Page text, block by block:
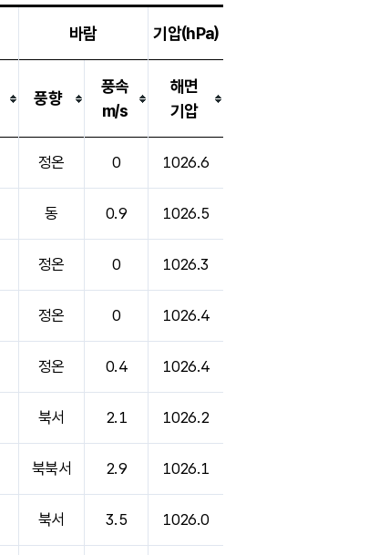
바람 기압(hPa)
풍향
풍속
m/s
해면
기압
정온 0 1026.6
동 0.9 1026.5
정온 0 1026.3
정온 0 1026.4
정온 0.4 1026.4
북서 2.1 1026.2
북북서 2.9 1026.1
북서 3.5 1026.0